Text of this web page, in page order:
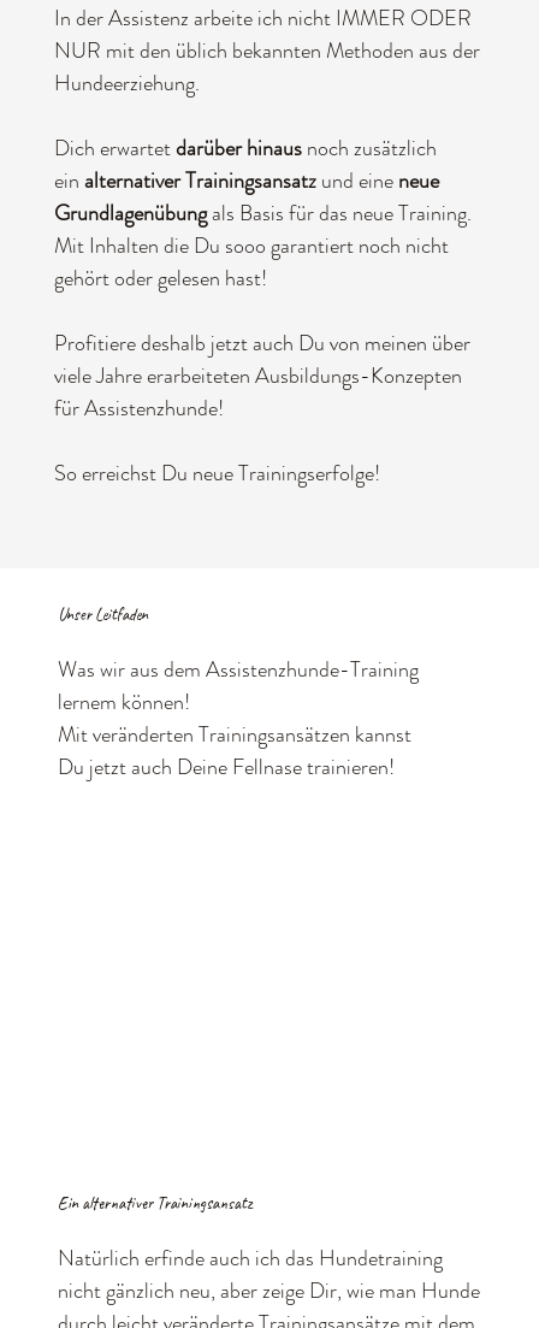
In der Assistenz arbeite ich nicht IMMER ODER
NUR mit den üblich bekannten Methoden aus der
Hundeerziehung.
Dich erwartetdarüber hinausnoch zusätzlich
einalternativer Trainingsansatzund eineneue
Grundlagenübungals Basis für das neue Training.
Mit Inhalten die Du sooo garantiert noch nicht
gehört oder gelesen hast!
Profitiere deshalb jetzt auch Du von meinen über
viele Jahre erarbeiteten Ausbildungs-Konzepten
für Assistenzhunde!
So erreichst Du neue Trainingserfolge!
Natürlich erfinde auch ich das Hundetraining
nicht gänzlich neu, aber zeige Dir, wie man Hunde
Ein alternativer Trainingsansatz
Was wir aus dem Assistenzhunde-Training
lernem können!
Mit veränderten Trainingsansätzen kannst
Du jetzt auch Deine Fellnase trainieren!
Unser Leitfaden